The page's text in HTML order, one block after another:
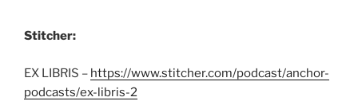
Stitcher:
EX LIBRIS – https://www.stitcher.com/podcast/anchor-
podcasts/ex-libris-2